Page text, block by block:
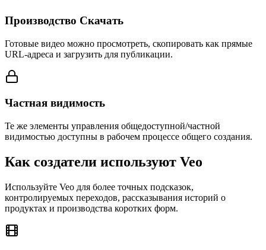
Производство Скачать
Готовые видео можно просмотреть, скопировать как прямые
URL-адреса и загрузить для публикации.
Частная видимость
Те же элементы управления общедоступной/частной
видимостью доступны в рабочем процессе общего создания.
Как создатели используют Veo
Используйте Veo для более точных подсказок,
контролируемых переходов, рассказывания историй о
продуктах и производства коротких форм.